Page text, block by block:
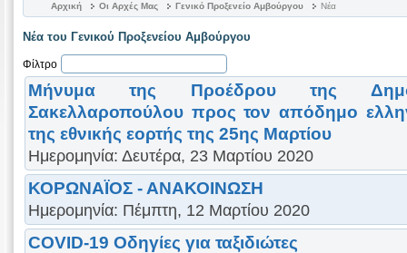
Αρχική Οι Αρχές Μας Γενικό Προξενείο Αμβούργου Νέα
Νέα του Γενικού Προξενείου Αμβούργου
Φίλτρο
Μήνυμα της Προέδρου της
Σακελλαροπούλου προς τον απόδημο
της εθνικής εορτής της 25ης Μαρτίου
Ημερομηνία: Δευτέρα, 23 Μαρτίου 2020
ΚΟΡΩΝΑΪΟΣ - ΑΝΑΚΟΙΝΩΣΗ
Ημερομηνία: Πέμπτη, 12 Μαρτίου 2020
COVID-19 Οδηγίες για ταξιδιώτες